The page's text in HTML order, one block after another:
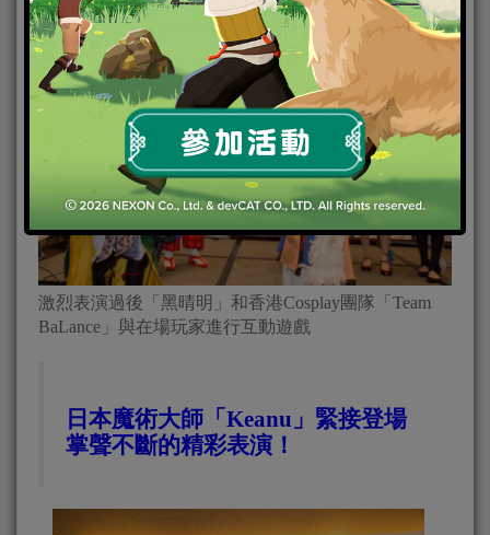
激烈表演過後「黑晴明」和香港Cosplay團隊「Team
BaLance」與在場玩家進行互動遊戲
日本魔術大師「Keanu」緊接登場
掌聲不斷的精彩表演！